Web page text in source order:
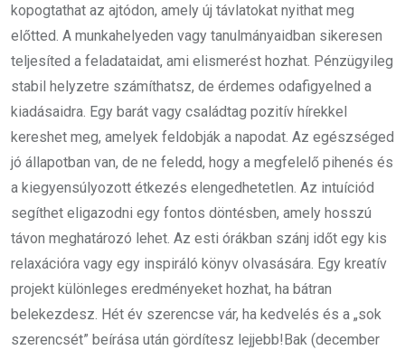
kopogtathat az ajtódon, amely új távlatokat nyithat meg
előtted. A munkahelyeden vagy tanulmányaidban sikeresen
teljesíted a feladataidat, ami elismerést hozhat. Pénzügyileg
stabil helyzetre számíthatsz, de érdemes odafigyelned a
kiadásaidra. Egy barát vagy családtag pozitív hírekkel
kereshet meg, amelyek feldobják a napodat. Az egészséged
jó állapotban van, de ne feledd, hogy a megfelelő pihenés és
a kiegyensúlyozott étkezés elengedhetetlen. Az intuíciód
segíthet eligazodni egy fontos döntésben, amely hosszú
távon meghatározó lehet. Az esti órákban szánj időt egy kis
relaxációra vagy egy inspiráló könyv olvasására. Egy kreatív
projekt különleges eredményeket hozhat, ha bátran
belekezdesz. Hét év szerencse vár, ha kedvelés és a „sok
szerencsét” beírása után gördítesz lejjebb!Bak (december